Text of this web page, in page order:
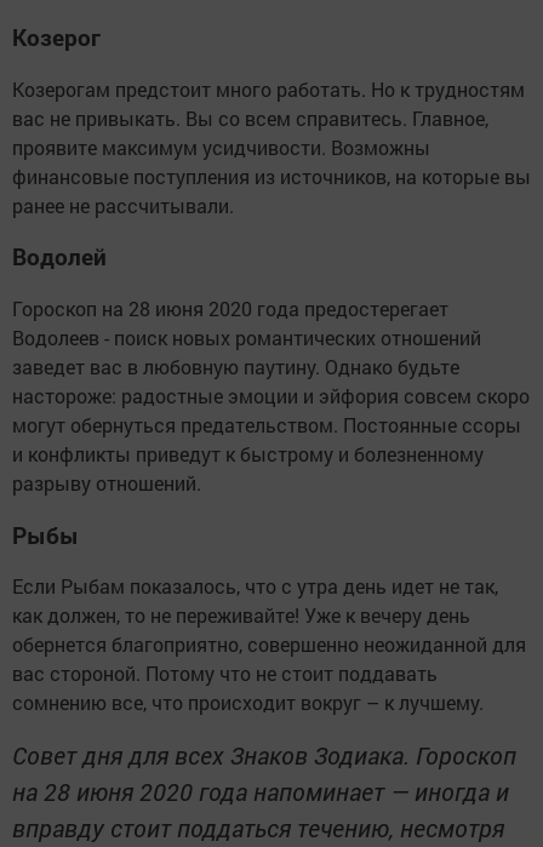
Козерог
Козерогам предстоит много работать. Но к трудностям
вас не привыкать. Вы со всем справитесь. Главное,
проявите максимум усидчивости. Возможны
финансовые поступления из источников, на которые вы
ранее не рассчитывали.
Водолей
Гороскоп на 28 июня 2020 года предостерегает
Водолеев - поиск новых романтических отношений
заведет вас в любовную паутину. Однако будьте
настороже: радостные эмоции и эйфория совсем скоро
могут обернуться предательством. Постоянные ссоры
и конфликты приведут к быстрому и болезненному
разрыву отношений.
Рыбы
Если Рыбам показалось, что с утра день идет не так,
как должен, то не переживайте! Уже к вечеру день
обернется благоприятно, совершенно неожиданной для
вас стороной. Потому что не стоит поддавать
сомнению все, что происходит вокруг – к лучшему.
Совет дня для всех Знаков Зодиака. Гороскоп
на 28 июня 2020 года напоминает — иногда и
вправду стоит поддаться течению, несмотря